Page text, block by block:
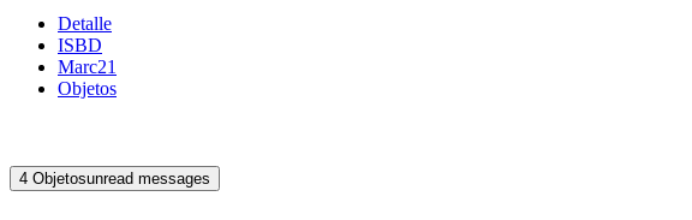
Detalle
ISBD
Marc21
Objetos
4 Objetosunread messages